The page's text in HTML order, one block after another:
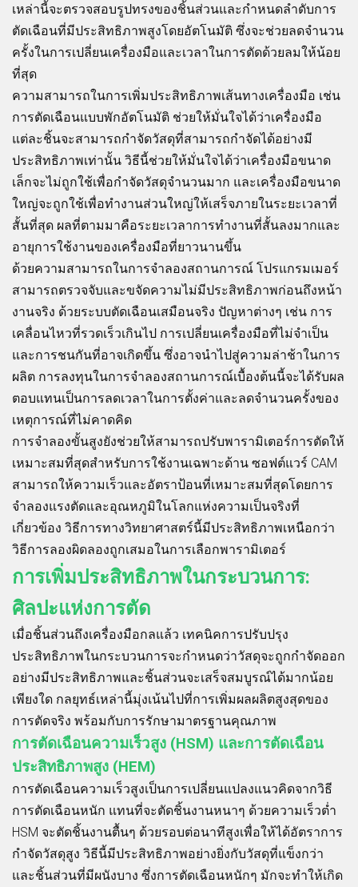
เหล่านี้จะตรวจสอบรูปทรงของชิ้นส่วนและกำหนดลำดับการ
ตัดเฉือนที่มีประสิทธิภาพสูงโดยอัตโนมัติ ซึ่งจะช่วยลดจำนวน
ครั้งในการเปลี่ยนเครื่องมือและเวลาในการตัดด้วยลมให้น้อย
ที่สุด
ความสามารถในการเพิ่มประสิทธิภาพเส้นทางเครื่องมือ เช่น
การตัดเฉือนแบบพักอัตโนมัติ ช่วยให้มั่นใจได้ว่าเครื่องมือ
แต่ละชิ้นจะสามารถกำจัดวัสดุที่สามารถกำจัดได้อย่างมี
ประสิทธิภาพเท่านั้น วิธีนี้ช่วยให้มั่นใจได้ว่าเครื่องมือขนาด
เล็กจะไม่ถูกใช้เพื่อกำจัดวัสดุจำนวนมาก และเครื่องมือขนาด
ใหญ่จะถูกใช้เพื่อทำงานส่วนใหญ่ให้เสร็จภายในระยะเวลาที่
สั้นที่สุด ผลที่ตามมาคือระยะเวลาการทำงานที่สั้นลงมากและ
อายุการใช้งานของเครื่องมือที่ยาวนานขึ้น
ด้วยความสามารถในการจำลองสถานการณ์ โปรแกรมเมอร์
สามารถตรวจจับและขจัดความไม่มีประสิทธิภาพก่อนถึงหน้า
งานจริง ด้วยระบบตัดเฉือนเสมือนจริง ปัญหาต่างๆ เช่น การ
เคลื่อนไหวที่รวดเร็วเกินไป การเปลี่ยนเครื่องมือที่ไม่จำเป็น
และการชนกันที่อาจเกิดขึ้น ซึ่งอาจนำไปสู่ความล่าช้าในการ
ผลิต การลงทุนในการจำลองสถานการณ์เบื้องต้นนี้จะได้รับผล
ตอบแทนเป็นการลดเวลาในการตั้งค่าและลดจำนวนครั้งของ
เหตุการณ์ที่ไม่คาดคิด
การจำลองขั้นสูงยังช่วยให้สามารถปรับพารามิเตอร์การตัดให้
เหมาะสมที่สุดสำหรับการใช้งานเฉพาะด้าน ซอฟต์แวร์ CAM
สามารถให้ความเร็วและอัตราป้อนที่เหมาะสมที่สุดโดยการ
จำลองแรงตัดและอุณหภูมิในโลกแห่งความเป็นจริงที่
เกี่ยวข้อง วิธีการทางวิทยาศาสตร์นี้มีประสิทธิภาพเหนือกว่า
วิธีการลองผิดลองถูกเสมอในการเลือกพารามิเตอร์
การเพิ่มประสิทธิภาพในกระบวนการ:
ศิลปะแห่งการตัด
เมื่อชิ้นส่วนถึงเครื่องมือกลแล้ว เทคนิคการปรับปรุง
ประสิทธิภาพในกระบวนการจะกำหนดว่าวัสดุจะถูกกำจัดออก
อย่างมีประสิทธิภาพและชิ้นส่วนจะเสร็จสมบูรณ์ได้มากน้อย
เพียงใด กลยุทธ์เหล่านี้มุ่งเน้นไปที่การเพิ่มผลผลิตสูงสุดของ
การตัดจริง พร้อมกับการรักษามาตรฐานคุณภาพ
การตัดเฉือนความเร็วสูง (HSM) และการตัดเฉือน
ประสิทธิภาพสูง (HEM)
การตัดเฉือนความเร็วสูงเป็นการเปลี่ยนแปลงแนวคิดจากวิธี
การตัดเฉือนหนัก แทนที่จะตัดชิ้นงานหนาๆ ด้วยความเร็วต่ำ
HSM จะตัดชิ้นงานตื้นๆ ด้วยรอบต่อนาทีสูงเพื่อให้ได้อัตราการ
กำจัดวัสดุสูง วิธีนี้มีประสิทธิภาพอย่างยิ่งกับวัสดุที่แข็งกว่า
และชิ้นส่วนที่มีผนังบาง ซึ่งการตัดเฉือนหนักๆ มักจะทำให้เกิด